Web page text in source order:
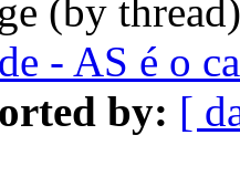
(by
- AS é o
by: [